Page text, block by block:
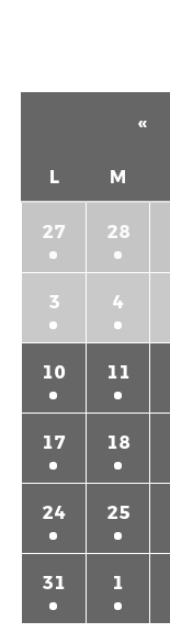
«
L M
27 28
3 4
10 11
17 18
24 25
31 1